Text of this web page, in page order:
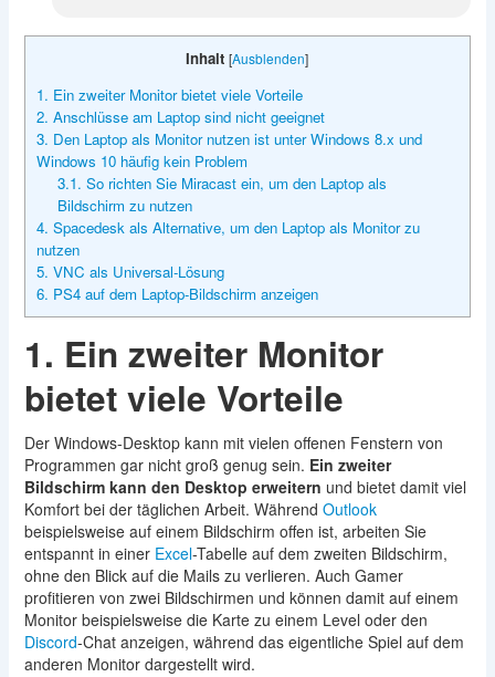
Inhalt [Ausblenden]
1. Ein zweiter Monitor bietet viele Vorteile
2. Anschlüsse am Laptop sind nicht geeignet
3. Den Laptop als Monitor nutzen ist unter Windows 8.x und
Windows 10 häufig kein Problem
3.1. So richten Sie Miracast ein, um den Laptop als
Bildschirm zu nutzen
4. Spacedesk als Alternative, um den Laptop als Monitor zu
nutzen
5. VNC als Universal-Lösung
6. PS4 auf dem Laptop-Bildschirm anzeigen
1. Ein zweiter Monitor
bietet viele Vorteile
Der Windows-Desktop kann mit vielen offenen Fenstern von
Programmen gar nicht groß genug sein. Ein zweiter
Bildschirm kann den Desktop erweitern und bietet damit viel
Komfort bei der täglichen Arbeit. Während Outlook
beispielsweise auf einem Bildschirm offen ist, arbeiten Sie
entspannt in einer Excel-Tabelle auf dem zweiten Bildschirm,
ohne den Blick auf die Mails zu verlieren. Auch Gamer
profitieren von zwei Bildschirmen und können damit auf einem
Monitor beispielsweise die Karte zu einem Level oder den
Discord-Chat anzeigen, während das eigentliche Spiel auf dem
anderen Monitor dargestellt wird.